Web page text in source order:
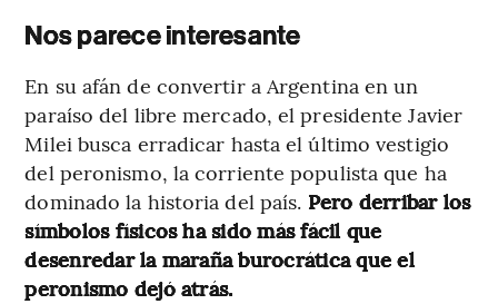
Nos parece interesante
En su afán de convertir a Argentina en un
paraíso del libre mercado, el presidente Javier
Milei busca erradicar hasta el último vestigio
del peronismo, la corriente populista que ha
dominado la historia del país. Pero derribar los
símbolos físicos ha sido más fácil que
desenredar la maraña burocrática que el
peronismo dejó atrás.